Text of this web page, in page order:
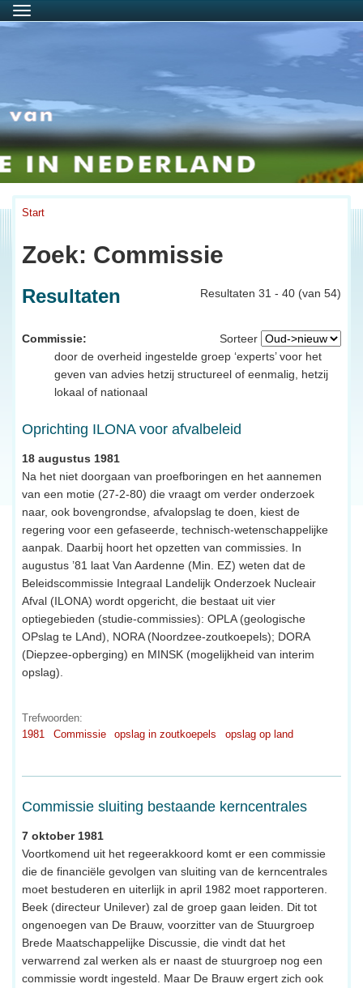
Menu
Start
Zoek: Commissie
Resultaten 31 - 40 (van 54)
Resultaten
Sorteer
Commissie:
door de overheid ingestelde groep ‘experts’ voor het
geven van advies hetzij structureel of eenmalig, hetzij
lokaal of nationaal
Oprichting ILONA voor afvalbeleid
18 augustus 1981
Na het niet doorgaan van proefboringen en het aannemen
van een motie (27-2-80) die vraagt om verder onderzoek
naar, ook bovengrondse, afvalopslag te doen, kiest de
regering voor een gefaseerde, technisch-wetenschappelijke
aanpak. Daarbij hoort het opzetten van commissies. In
augustus ’81 laat Van Aardenne (Min. EZ) weten dat de
Beleidscommissie Integraal Landelijk Onderzoek Nucleair
Afval (ILONA) wordt opgericht, die bestaat uit vier
optiegebieden (studie-commissies): OPLA (geologische
OPslag te LAnd), NORA (Noordzee-zoutkoepels); DORA
(Diepzee-opberging) en MINSK (mogelijkheid van interim
opslag).
Trefwoorden:
1981
Commissie opslag in zoutkoepels opslag op land
Commissie sluiting bestaande kerncentrales
7 oktober 1981
Voortkomend uit het regeerakkoord komt er een commissie
die de financiële gevolgen van sluiting van de kerncentrales
moet bestuderen en uiterlijk in april 1982 moet rapporteren.
Beek (directeur Unilever) zal de groep gaan leiden. Dit tot
ongenoegen van De Brauw, voorzitter van de Stuurgroep
Brede Maatschappelijke Discussie, die vindt dat het
verwarrend zal werken als er naast de stuurgroep nog een
commissie wordt ingesteld. Maar De Brauw ergert zich ook